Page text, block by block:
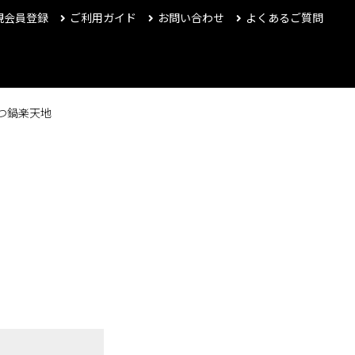
会員登録 ご利用ガイド お問い合わせ よくあるご質問
鍋楽天地